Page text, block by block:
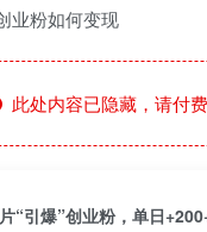
业粉如何变现
此处内容已隐藏，请付